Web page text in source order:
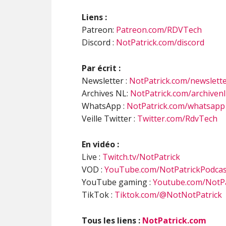
Liens :
Patreon: Patreon.com/RDVTech
Discord : NotPatrick.com/discord
Par écrit :
Newsletter : NotPatrick.com/
Archives NL: NotPatrick.com/archivenl
WhatsApp : NotPatrick.com/whatsapp
Veille Twitter : Twitter.com/RdvTech
En vidéo :
Live : Twitch.tv/NotPatrick
VOD : YouTube.com/
YouTube gaming : Youtube.com/
TikTok : Tiktok.com/@NotNotPatrick
Tous les liens : NotPatrick.com